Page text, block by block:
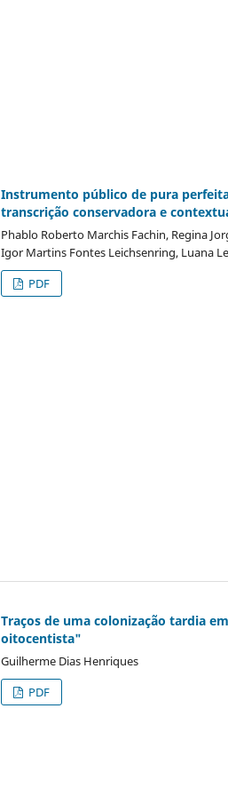
Instrumento público de pura
transcrição conservadora e
Phablo Roberto Marchis Fachin, Regina
Igor Martins Fontes Leichsenring, Luana
PDF
Traços de uma colonização tardia
oitocentista"
Guilherme Dias Henriques
PDF